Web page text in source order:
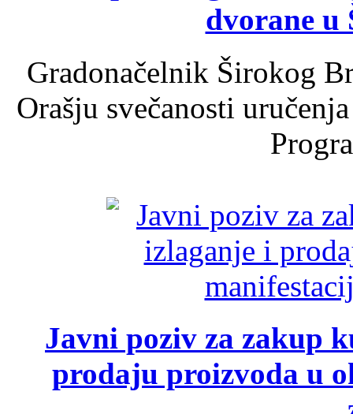
dvorane u
Gradonačelnik Širokog
Orašju svečanosti
Javni poziv za zakup
prodaju proizvoda u